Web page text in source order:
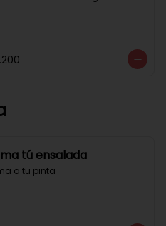
tú ensalada
a tu pinta